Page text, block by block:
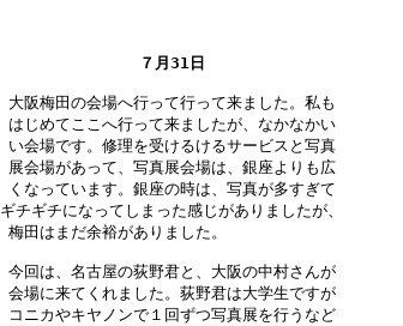
７月31日
大阪梅田の会場へ行って行って来ました。私も
はじめてここへ行って来ましたが、なかなかい
い会場です。修理を受けるけるサービスと写真
展会場があって、写真展会場は、銀座よりも広
くなっています。銀座の時は、写真が多すぎて
ギチギチになってしまった感じがありましたが、
梅田はまだ余裕がありました。
今回は、名古屋の荻野君と、大阪の中村さんが
会場に来てくれました。荻野君は大学生ですが
コニカやキヤノンで１回ずつ写真展を行うなど